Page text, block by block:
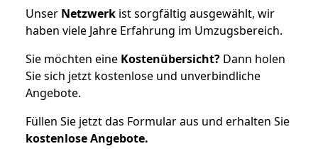
Unser Netzwerk ist sorgfältig ausgewählt, wir
haben viele Jahre Erfahrung im Umzugsbereich.
Sie möchten eine Kostenübersicht? Dann holen
Sie sich jetzt kostenlose und unverbindliche
Angebote.
Füllen Sie jetzt das Formular aus und erhalten Sie
kostenloseAngebote.